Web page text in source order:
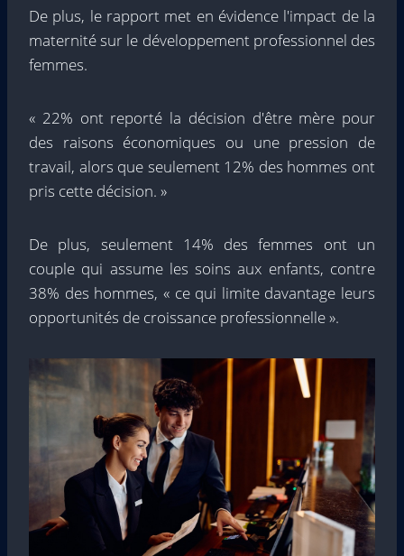
De plus, le rapport met en évidence l'impact de la
maternité sur le développement professionnel des
femmes.
« 22% ont reporté la décision d'être mère pour
des raisons économiques ou une pression de
travail, alors que seulement 12% des hommes ont
pris cette décision. »
De plus, seulement 14% des femmes ont un
couple qui assume les soins aux enfants, contre
38% des hommes, « ce qui limite davantage leurs
opportunités de croissance professionnelle ».